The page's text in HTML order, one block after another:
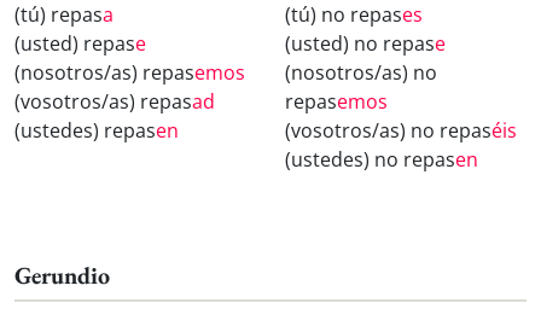
(tú) repasa
(usted) repase
(nosotros/as) repasemos
(vosotros/as) repasad
(ustedes) repasen
(tú) no repases
(usted) no repase
(nosotros/as) no
repasemos
(vosotros/as) no repaséis
(ustedes) no repasen
Gerundio